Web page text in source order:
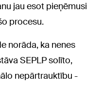
jau esot pieņēmusi
procesu.
norāda, ka nenes
SEPLP solīto,
nepārtrauktību -